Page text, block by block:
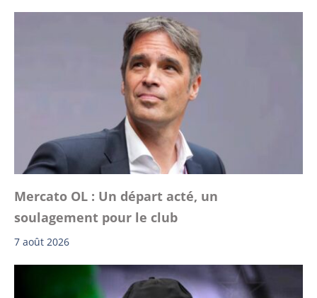
Mercato OL : Un départ acté, un
soulagement pour le club
7 août 2026